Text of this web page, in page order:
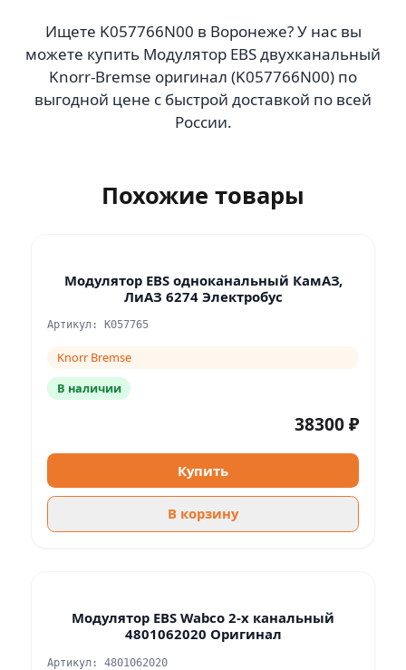
Ищете K057766N00 в Воронеже? У нас вы
можете купить Модулятор EBS двухканальный
Knorr-Bremse оригинал (K057766N00) по
выгодной цене с быстрой доставкой по всей
России.
Похожие товары
Модулятор EBS одноканальный КамАЗ,
ЛиАЗ 6274 Электробус
Артикул: K057765
Knorr Bremse
В наличии
38300 ₽
Купить
В корзину
Модулятор EBS Wabco 2-х канальный
4801062020 Оригинал
Артикул: 4801062020